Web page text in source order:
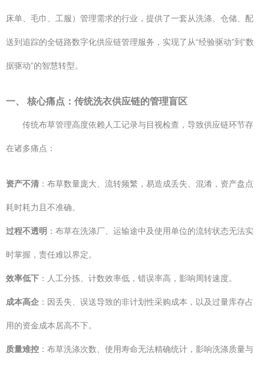
床单、毛巾、工服）管理需求的行业，提供了一套从洗涤、仓储、配
送到追踪的全链路数字化供应链管理服务，实现了从“经验驱动”到“数
据驱动”的智慧转型。
一、 核心痛点：传统洗衣供应链的管理盲区
传统布草管理高度依赖人工记录与目视检查，导致供应链环节存
在诸多痛点：
资产不清 ：布草数量庞大、流转频繁，易造成丢失、混淆，资产盘点
耗时耗力且不准确。
过程不透明 ：布草在洗涤厂、运输途中及使用单位的流转状态无法实
时掌握，责任难以界定。
效率低下 ：人工分拣、计数效率低，错误率高，影响周转速度。
成本高企 ：因丢失、误送导致的非计划性采购成本，以及过量库存占
用的资金成本居高不下。
质量难控 ：布草洗涤次数、使用寿命无法精确统计，影响洗涤质量与